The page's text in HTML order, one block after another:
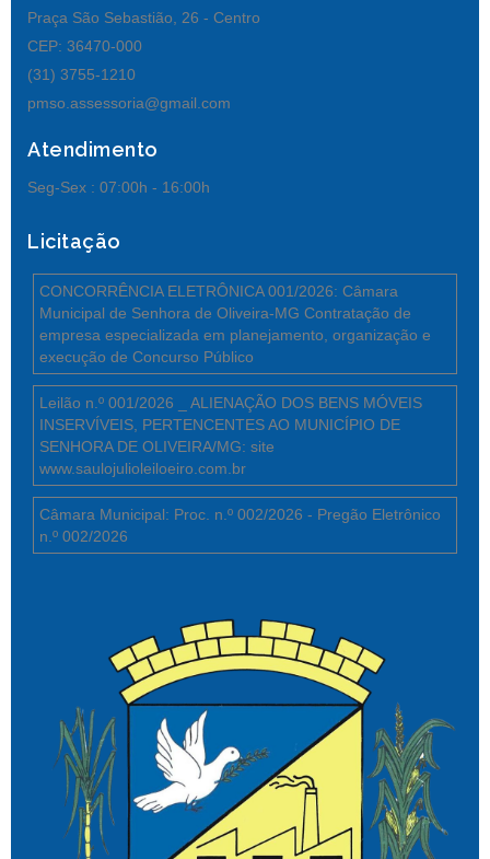
Praça São Sebastião, 26 - Centro
CEP: 36470-000
(31) 3755-1210
pmso.assessoria@gmail.com
Atendimento
Seg-Sex : 07:00h - 16:00h
Licitação
CONCORRÊNCIA ELETRÔNICA 001/2026: Câmara
Municipal de Senhora de Oliveira-MG Contratação de
empresa especializada em planejamento, organização e
execução de Concurso Público
Leilão n.º 001/2026 _ ALIENAÇÃO DOS BENS MÓVEIS
INSERVÍVEIS, PERTENCENTES AO MUNICÍPIO DE
SENHORA DE OLIVEIRA/MG: site
www.saulojulioleiloeiro.com.br
Câmara Municipal: Proc. n.º 002/2026 - Pregão Eletrônico
n.º 002/2026